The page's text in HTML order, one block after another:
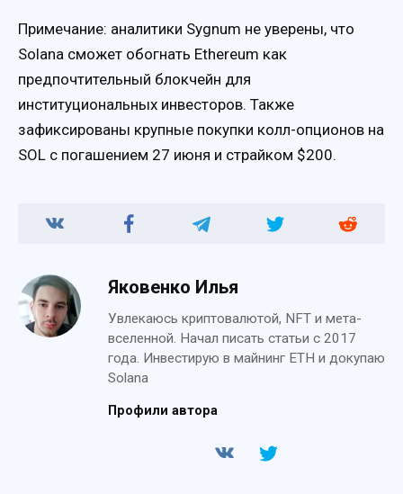
Примечание: аналитики Sygnum не уверены, что
Solana сможет обогнать Ethereum как
предпочтительный блокчейн для
институциональных инвесторов. Также
зафиксированы крупные покупки колл-опционов на
SOL с погашением 27 июня и страйком $200.
Яковенко Илья
Увлекаюсь криптовалютой, NFT и мета-
вселенной. Начал писать статьи с 2017
года. Инвестирую в майнинг ETH и докупаю
Solana
Профили автора